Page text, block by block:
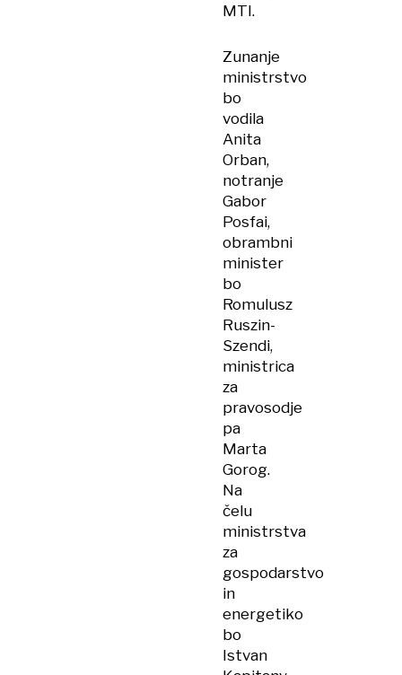
MTI.
Zunanje
ministrstvo
bo
vodila
Anita
Orban,
notranje
Gabor
Posfai,
obrambni
minister
bo
Romulusz
Ruszin-
Szendi,
ministrica
za
pravosodje
pa
Marta
Gorog.
Na
čelu
ministrstva
za
gospodarstvo
in
energetiko
bo
Istvan